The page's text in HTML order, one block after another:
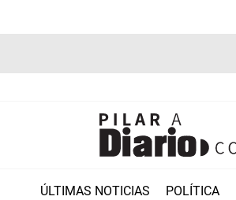
ÚLTIMAS NOTICIAS POLÍTICA